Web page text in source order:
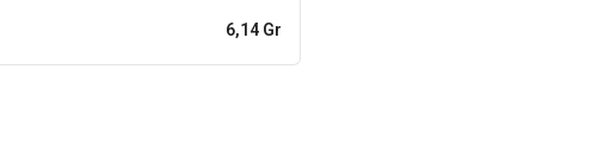
6,14 Gr